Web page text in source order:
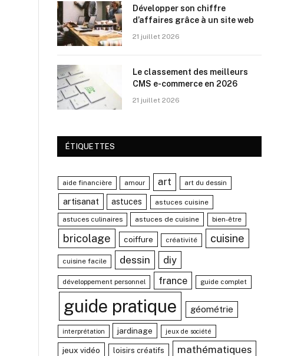
Développer son chiffre
d’affaires grâce à un site web
21 juillet 2026
Le classement des meilleurs
CMS e-commerce en 2026
21 juillet 2026
ÉTIQUETTES
aide financière amour art art du dessin
artisanat astuces astuces cuisine
astuces culinaires astuces de cuisine bien-être
bricolage coiffure créativité cuisine
cuisine facile dessin diy
développement personnel france guide complet
guide pratique géométrie
interprétation jardinage jeux de société
jeux vidéo loisirs créatifs mathématiques